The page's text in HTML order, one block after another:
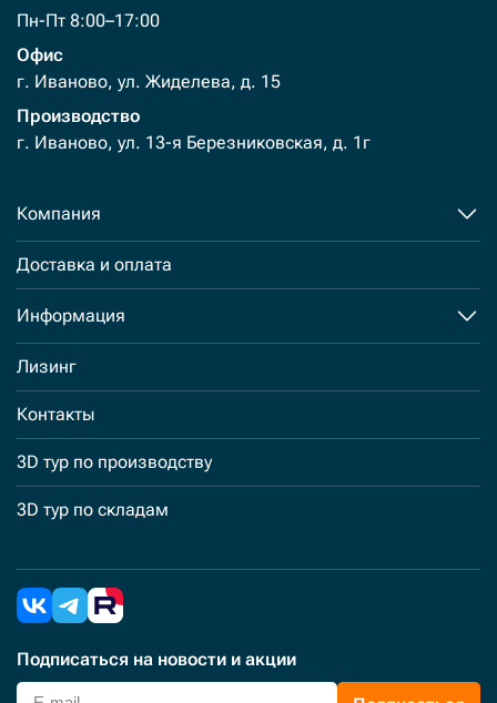
Пн-Пт 8:00–17:00
Офис
г. Иваново, ул. Жиделева, д. 15
Производство
г. Иваново, ул. 13-я Березниковская, д. 1г
Компания
Доставка и оплата
Информация
Лизинг
Контакты
3D тур по производству
3D тур по складам
Подписаться на новости и акции